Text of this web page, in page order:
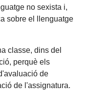
no sexista i,
sobre el llenguatge
classe, dins del
perquè els
de
de l'assignatura.